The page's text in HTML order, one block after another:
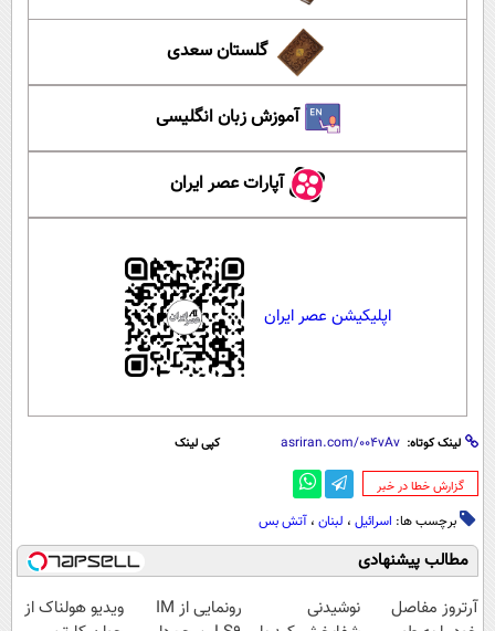
گلستان سعدی
آموزش زبان انگلیسی
آپارات عصر ایران
اپلیکیشن عصر ایران
لینک کوتاه: کپی لینک
‌گزارش خطا در خبر
برچسب ها: اسرائیل ، لبنان ، آتش بس
مطالب پیشنهادی
آرتروز مفاصل
نوشیدنی
رونمایی از IM
ویدیو هولناک از